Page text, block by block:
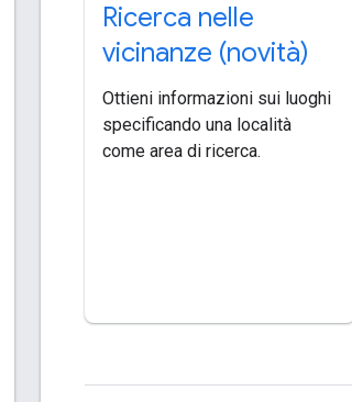
Ricerca nelle
vicinanze (novità)
Ottieni informazioni sui luoghi
specificando una località
come area di ricerca.